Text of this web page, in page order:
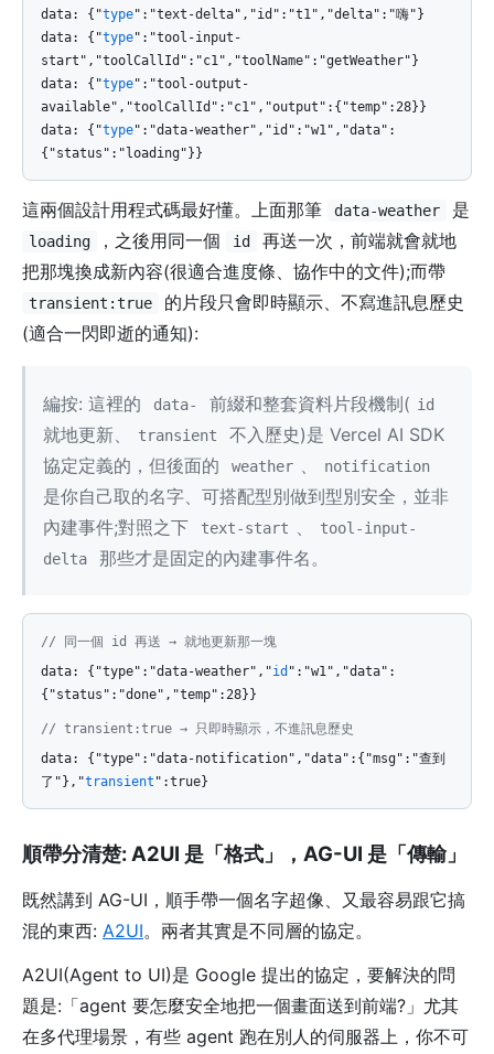
data: {"type":"text-delta","id":"t1","delta":"嗨"}
data: {"type":"tool-input-
start","toolCallId":"c1","toolName":"getWeather"}
data: {"type":"tool-output-
available","toolCallId":"c1","output":{"temp":28}}
data: {"type":"data-weather","id":"w1","data":
{"status":"loading"}}
這兩個設計用程式碼最好懂。上面那筆 data-weather 是
loading ，之後用同一個 id
再送一次，前端就會就地
把那塊換成新內容(很適合進度條、協作中的文件);而帶
transient:true
的片段只會即時顯示、不寫進訊息歷史
(適合一閃即逝的通知):
編按: 這裡的 data- 前綴和整套資料片段機制( id
就地更新、 transient
不入歷史)是 Vercel AI SDK
協定定義的，但後面的
weather notification
是你自己取的名字、可搭配型別做到型別安全，並非
內建事件;對照之下
text-start
tool-input-
delta
那些才是固定的內建事件名。
// 同一個 id 再送 → 就地更新那一塊
data: {"type":"data-weather","id":"w1","data":
{"status":"done","temp":28}}
// transient:true → 只即時顯示，不進訊息歷史
data: {"type":"data-notification","data":{"msg":"查到
了"},"transient ":true}
順帶分清楚: A2UI 是「格式」，AG-UI 是「傳輸」
既然講到 AG-UI，順手帶一個名字超像、又最容易跟它搞
混的東西: A2UI。兩者其實是不同層的協定。
A2UI(Agent to UI)是 Google 提出的協定，要解決的問
題是:「agent 要怎麼安全地把一個畫面送到前端?」尤其
在多代理場景，有些 agent 跑在別人的伺服器上，你不可